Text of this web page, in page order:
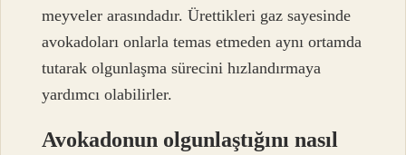
meyveler arasındadır. Ürettikleri gaz sayesinde
avokadoları onlarla temas etmeden aynı ortamda
tutarak olgunlaşma sürecini hızlandırmaya
yardımcı olabilirler.
Avokadonun olgunlaştığını nasıl